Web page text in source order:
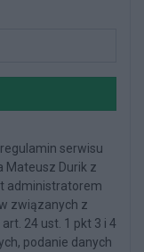
serwisu
Mateusz Durik z
administratorem
związanych z
24 ust. 1 pkt 3 i 4
podanie danych